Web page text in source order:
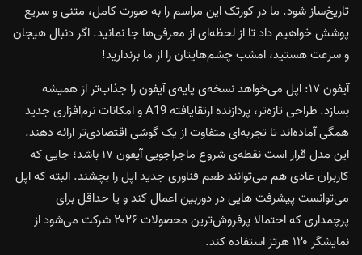
تاریخ‌ساز شود. ما در کورتک این مراسم را به صورت کامل، متنی و سریع
پوشش خواهیم داد تا از لحظه‌ای از معرفی‌ها جا نمانید. اگر دنبال هیجان
و سرعت هستید، امشب چشم‌هایتان را از ما برندارید!
آیفون ۱۷: اپل می‌خواهد نسخه‌ی پایه‌ی آیفون را جذاب‌تر از همیشه
بسازد. طراحی تازه‌تر، پردازنده ارتقایافته A19 و امکانات نرم‌افزاری جدید
همگی آماده‌اند تا تجربه‌ای متفاوت از یک گوشی اقتصادی‌تر ارائه دهند.
این مدل قرار است نقطه‌ی شروع ماجراجویی آیفون ۱۷ باشد؛ جایی که
کاربران عادی هم می‌توانند طعم فناوری جدید اپل را بچشند. البته که اپل
می‌توانست پیشرفت هایی در دوربین اعمال کند و یا حداقل برای
پرچمداری که احتمالا پرفروش‌ترین محصولات ۲۰۲۶ شرکت می‌شود از
نمایشگر ۱۲۰ هرتز استفاده کند.